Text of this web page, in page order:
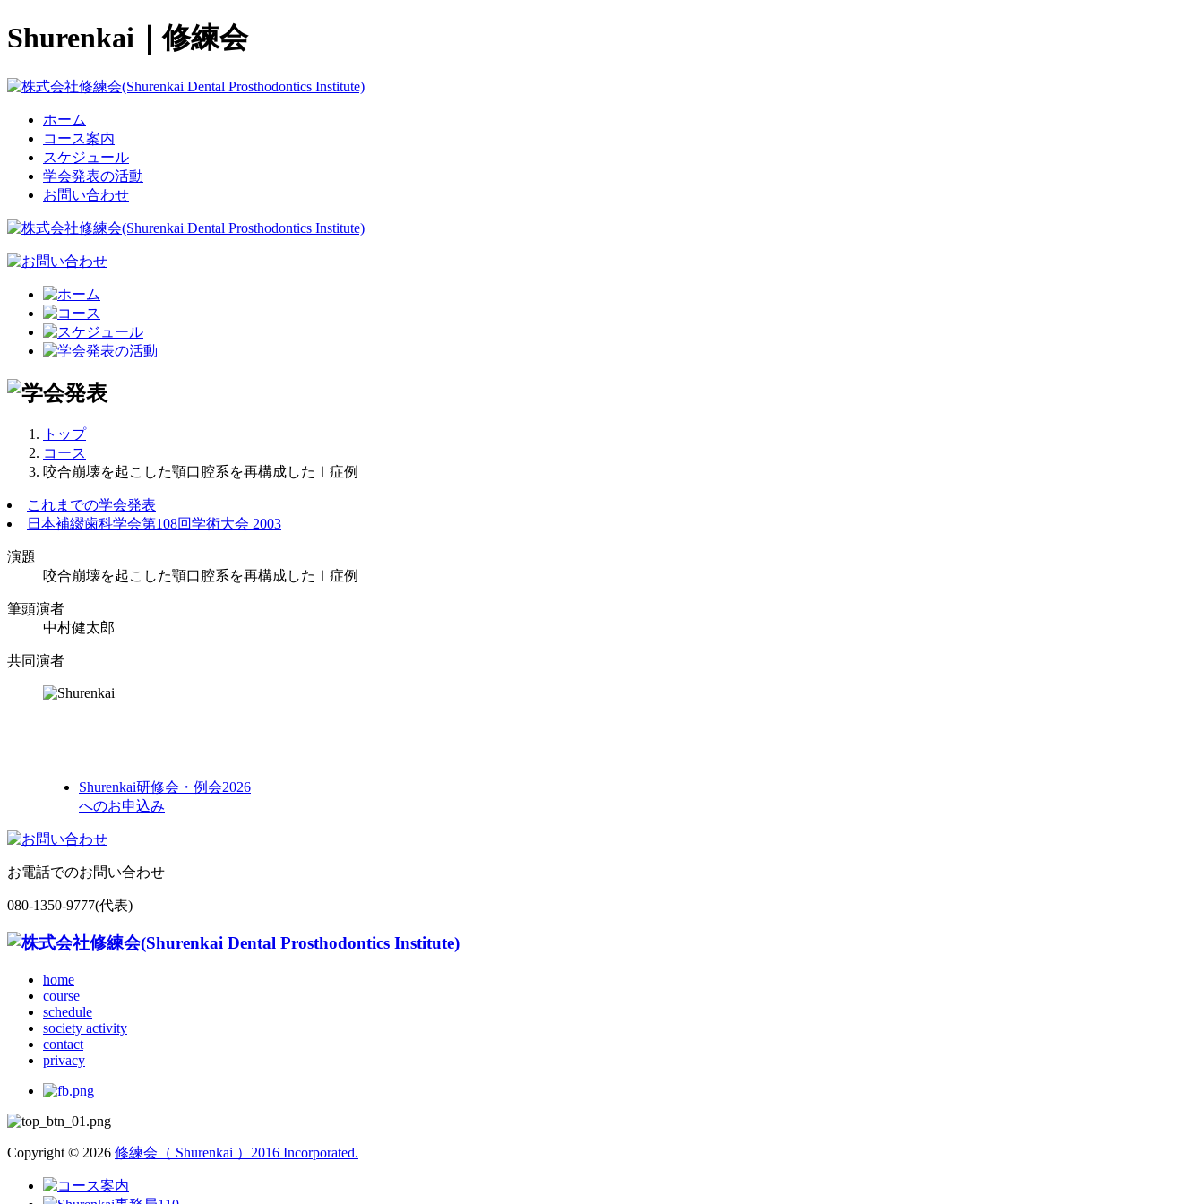
Shurenkai｜修練会
ホーム
コース案内
スケジュール
学会発表の活動
お問い合わせ
トップ
コース
咬合崩壊を起こした顎口腔系を再構成したⅠ症例
これまでの学会発表
日本補綴歯科学会第108回学術大会 2003
演題
咬合崩壊を起こした顎口腔系を再構成したⅠ症例
筆頭演者
中村健太郎
共同演者
Shurenkai研修会・例会2026
へのお申込み
お電話でのお問い合わせ
080-1350-9777(代表)
home
course
schedule
society activity
contact
privacy
Copyright © 2026 修練会（ Shurenkai ）2016 Incorporated.